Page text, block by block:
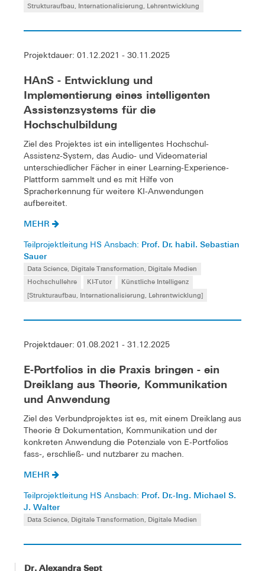
Strukturaufbau, Internationalisierung, Lehrentwicklung
Projektdauer: 01.12.2021 - 30.11.2025
HAnS - Entwicklung und
Implementierung eines intelligenten
Assistenzsystems für die
Hochschulbildung
Ziel des Projektes ist ein intelligentes Hochschul-
Assistenz-System, das Audio- und Videomaterial
unterschiedlicher Fächer in einer Learning-Experience-
Plattform sammelt und es mit Hilfe von
Spracherkennung für weitere KI-Anwendungen
aufbereitet.
MEHR
Teilprojektleitung HS Ansbach: Prof. Dr. habil. Sebastian
Sauer
Data Science, Digitale Transformation, Digitale Medien
Hochschullehre
KI-Tutor
Künstliche Intelligenz
[Strukturaufbau, Internationalisierung, Lehrentwicklung]
Projektdauer: 01.08.2021 - 31.12.2025
E-Portfolios in die Praxis bringen - ein
Dreiklang aus Theorie, Kommunikation
und Anwendung
Ziel des Verbundprojektes ist es, mit einem Dreiklang aus
Theorie & Dokumentation, Kommunikation und der
konkreten Anwendung die Potenziale von E-Portfolios
fass-, erschließ- und nutzbarer zu machen.
MEHR
Teilprojektleitung HS Ansbach: Prof. Dr.-Ing. Michael S.
J. Walter
Data Science, Digitale Transformation, Digitale Medien
Dr. Alexandra Sept